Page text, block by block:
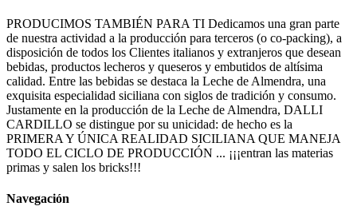
PRODUCIMOS TAMBIÉN PARA TI Dedicamos una gran parte
de nuestra actividad a la producción para terceros (o co-packing), a
disposición de todos los Clientes italianos y extranjeros que desean
bebidas, productos lecheros y queseros y embutidos de altísima
calidad. Entre las bebidas se destaca la Leche de Almendra, una
exquisita especialidad siciliana con siglos de tradición y consumo.
Justamente en la producción de la Leche de Almendra, DALLI
CARDILLO se distingue por su unicidad: de hecho es la
PRIMERA Y ÚNICA REALIDAD SICILIANA QUE MANEJA
TODO EL CICLO DE PRODUCCIÓN ... ¡¡¡entran las materias
primas y salen los bricks!!!
Navegación